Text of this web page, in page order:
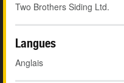
Two Brothers Siding Ltd.
Langues
Anglais